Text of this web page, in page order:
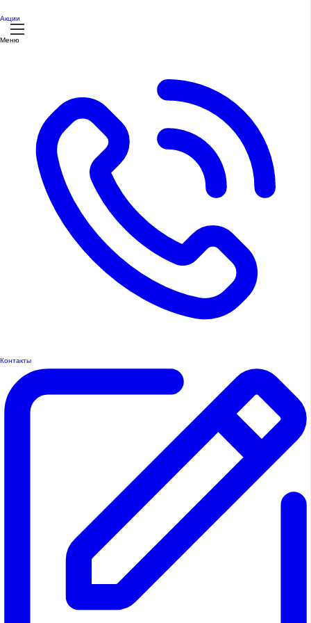
Акции
Меню
Контакты